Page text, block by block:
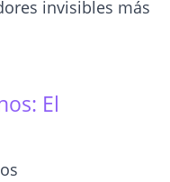
invisibles más
El